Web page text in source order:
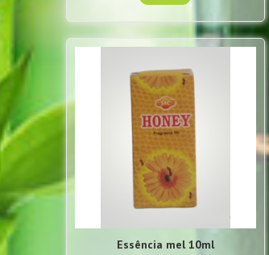
Essência mel 10ml